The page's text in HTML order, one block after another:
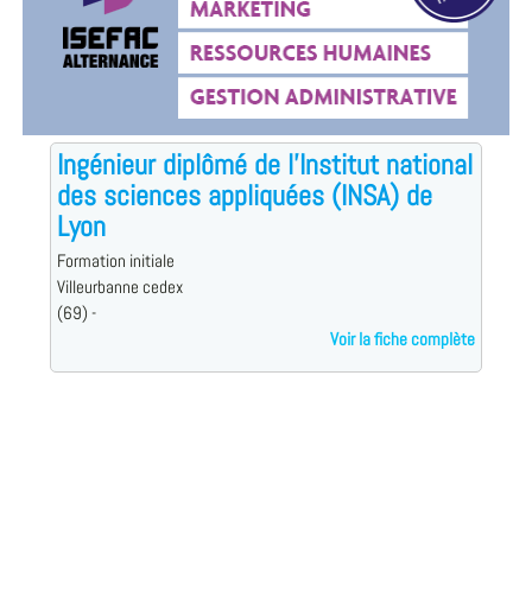
Ingénieur diplômé de l'Institut national
des sciences appliquées (INSA) de
Lyon
Formation initiale
Villeurbanne cedex
(69) -
Voir la fiche complète